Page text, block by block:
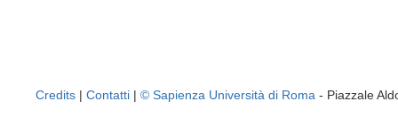
Credits | Contatti | © Sapienza Università di Roma - Piazzale